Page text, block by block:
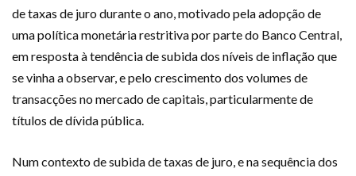
de taxas de juro durante o ano, motivado pela adopção de
uma política monetária restritiva por parte do Banco Central,
em resposta à tendência de subida dos níveis de inflação que
se vinha a observar, e pelo crescimento dos volumes de
transacções no mercado de capitais, particularmente de
títulos de dívida pública.
Num contexto de subida de taxas de juro, e na sequência dos